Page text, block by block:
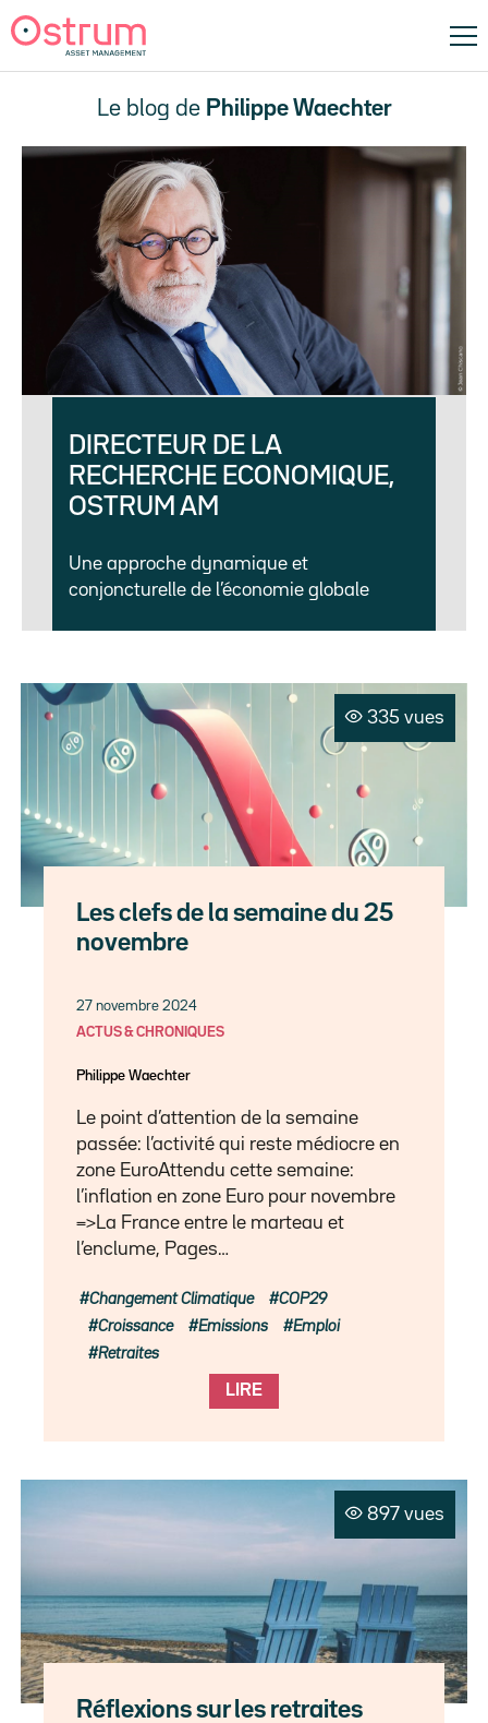
Le blog de Philippe Waechter
DIRECTEUR DE LA
RECHERCHE ECONOMIQUE,
OSTRUM AM
Une approche dynamique et
conjoncturelle de l’économie globale
335 vues
Les clefs de la semaine du 25
novembre
27 novembre 2024
ACTUS & CHRONIQUES
Philippe Waechter
Le point d’attention de la semaine
passée: l’activité qui reste médiocre en
zone EuroAttendu cette semaine:
l’inflation en zone Euro pour novembre
=>La France entre le marteau et
l’enclume, Pages…
LIRE
Changement Climatique
COP29
Croissance
Emissions
Emploi
Retraites
897 vues
Réflexions sur les retraites